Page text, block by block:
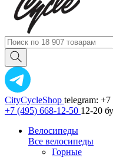
CityCycleShop telegram:
+7 (495) 668-12-50 12-20
Велосипеды
Все велосипеды
Горные